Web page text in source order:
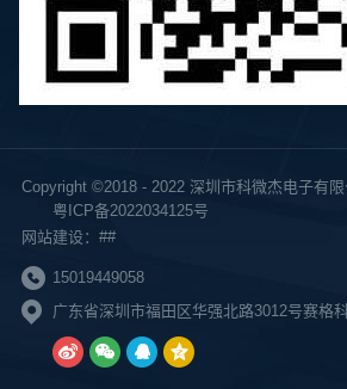
Copyright ©2018 - 2022 深圳市科微杰电子有限
粤ICP备2022034125号
网站建设：##
15019449058
广东省深圳市福田区华强北路3012号赛格